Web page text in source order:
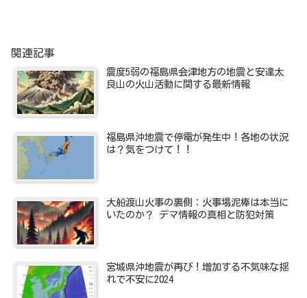
関連記事
震度5弱の福島県会津地方の地震と安達太
良山の火山活動に関する最新情報
福島県沖地震で停電が発生中！各地の状況
は？気をつけて！！
大船渡山火事の裏側：火事場泥棒は本当に
いたのか？ デマ情報の真相と防犯対策
宮城県沖地震が再び！増加する不気味な揺
れで不安に2024